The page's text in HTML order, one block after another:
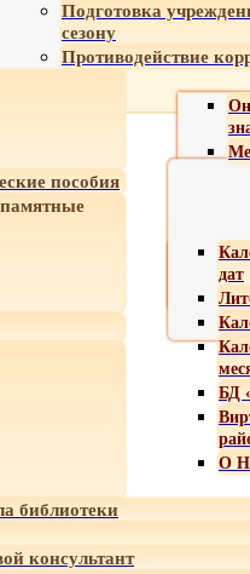
Подготовка
сезону
Противодействие
пособия
дат
БД
О
библиотеки
консультант